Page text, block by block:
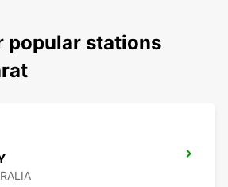
popular stations